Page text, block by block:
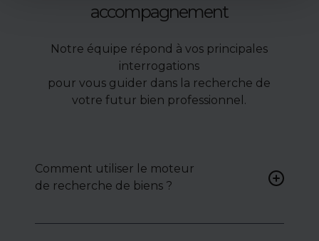
accompagnement
Notre équipe répond à vos principales
interrogations
pour vous guider dans la recherche de
votre futur bien professionnel.
Comment utiliser le moteur
de recherche de biens ?